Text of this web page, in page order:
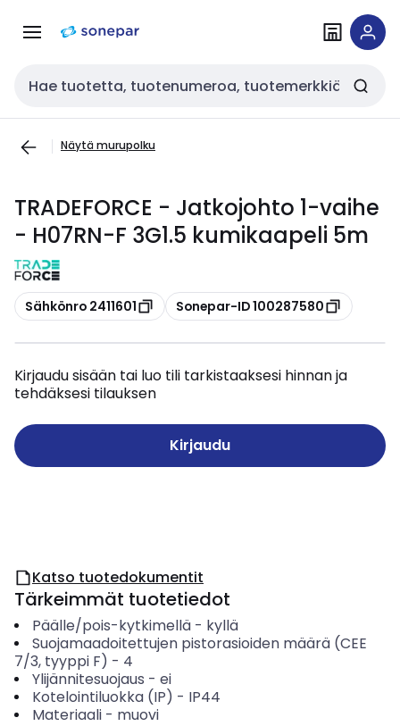
navigointiinsisältöön
Haku
Näytä murupolku
TRADEFORCE - Jatkojohto 1-vaihe
- H07RN-F 3G1.5 kumikaapeli 5m
Kopioi
Sähkönro 2411601 Kopioi
Sonepar-ID 100287580
Kirjaudu sisään tai luo tili tarkistaaksesi hinnan ja
tehdäksesi tilauksen
Kirjaudu
Katso tuotedokumentit
Tärkeimmät tuotetiedot
Päälle/pois-kytkimellä- kyllä
Suojamaadoitettujen pistorasioiden määrä (CEE
7/3, tyyppi F) - 4
Ylijännitesuojaus - ei
Kotelointiluokka (IP) - IP44
Materiaali- muovi